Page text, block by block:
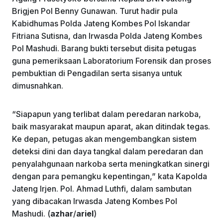
Brigjen Pol Benny Gunawan. Turut hadir pula
Kabidhumas Polda Jateng Kombes Pol Iskandar
Fitriana Sutisna, dan Irwasda Polda Jateng Kombes
Pol Mashudi. Barang bukti tersebut disita petugas
guna pemeriksaan Laboratorium Forensik dan proses
pembuktian di Pengadilan serta sisanya untuk
dimusnahkan.
“Siapapun yang terlibat dalam peredaran narkoba,
baik masyarakat maupun aparat, akan ditindak tegas.
Ke depan, petugas akan mengembangkan sistem
deteksi dini dan daya tangkal dalam peredaran dan
penyalahgunaan narkoba serta meningkatkan sinergi
dengan para pemangku kepentingan,” kata Kapolda
Jateng Irjen. Pol. Ahmad Luthfi, dalam sambutan
yang dibacakan Irwasda Jateng Kombes Pol
Mashudi. (azhar/ariel)